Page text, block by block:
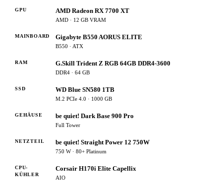
GPU AMD Radeon RX 7700 XT
AMD · 12 GB VRAM
MAINBOARD Gigabyte B550 AORUS ELITE
B550 · ATX
RAM G.Skill Trident Z RGB 64GB DDR4-3600
DDR4 · 64 GB
SSD WD Blue SN580 1TB
M.2 PCIe 4.0 · 1000 GB
GEHÄUSE be quiet! Dark Base 900 Pro
Full Tower
NETZTEIL be quiet! Straight Power 12 750W
750 W · 80+ Platinum
CPU-
KÜHLER
Corsair H170i Elite Capellix
AIO